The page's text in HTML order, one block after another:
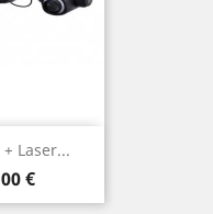
Laser...
€